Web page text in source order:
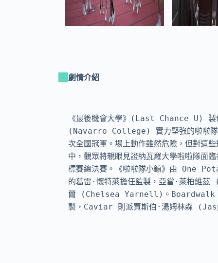
劇情介紹
《最後機會大學》(Last Chance U) 製
(Navarro College) 實力堅強的啦啦隊
次全國冠軍。場上動作雖然危險，但對這
中，觀眾將親眼見證納瓦羅大學啦啦隊面
標賽總決賽。《啦啦隊小鎮》由
的葛雷·懷特萊擔任監製，亞當·萊柏
爾 (Chelsea Yarnell)。Boardwalk
製，Caviar 則派賈斯伯·湯姆林森